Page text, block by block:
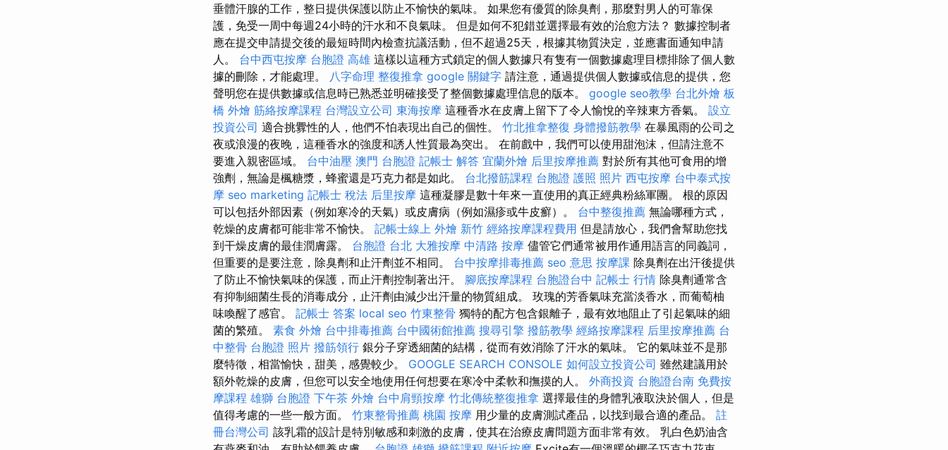
垂體汗腺的工作，整日提供保護以防止不愉快的氣味。 如果您有優質的除臭劑，那麼對男人的可靠保
護，免受一周中每週24小時的汗水和不良氣味。 但是如何不犯錯並選擇最有效的治愈方法？ 數據控制者
應在提交申請提交後的最短時間內檢查抗議活動，但不超過25天，根據其物質決定，並應書面通知申請
人。 台中西屯按摩 台胞證 高雄 這樣以這種方式鎖定的個人數據只有隻有一個數據處理目標排除了個人數
據的刪除，才能處理。 八字命理 整復推拿 google 關鍵字 請注意，通過提供個人數據或信息的提供，您
聲明您在提供數據或信息時已熟悉並明確接受了整個數據處理信息的版本。 google seo教學 台北外燴 板
橋 外燴 筋絡按摩課程 台灣設立公司 東海按摩 這種香水在皮膚上留下了令人愉悅的辛辣東方香氣。 設立
投資公司 適合挑釁性的人，他們不怕表現出自己的個性。 竹北推拿整復 身體撥筋教學 在暴風雨的公司之
夜或浪漫的夜晚，這種香水的強度和誘人性質最為突出。 在前戲中，我們可以使用甜泡沫，但請注意不
要進入親密區域。 台中油壓 澳門 台胞證 記帳士 解答 宜蘭外燴 后里按摩推薦 對於所有其他可食用的增
強劑，無論是楓糖漿，蜂蜜還是巧克力都是如此。 台北撥筋課程 台胞證 護照 照片 西屯按摩 台中泰式按
摩 seo marketing 記帳士 稅法 后里按摩 這種凝膠是數十年來一直使用的真正經典粉絲軍團。 根的原因
可以包括外部因素（例如寒冷的天氣）或皮膚病（例如濕疹或牛皮癬）。 台中整復推薦 無論哪種方式，
乾燥的皮膚都可能非常不愉快。 記帳士線上 外燴 新竹 經絡按摩課程費用 但是請放心，我們會幫助您找
到干燥皮膚的最佳潤膚露。 台胞證 台北 大雅按摩 中清路 按摩 儘管它們通常被用作通用語言的同義詞，
但重要的是要注意，除臭劑和止汗劑並不相同。 台中按摩排毒推薦 seo 意思 按摩課 除臭劑在出汗後提供
了防止不愉快氣味的保護，而止汗劑控制著出汗。 腳底按摩課程 台胞證台中 記帳士 行情 除臭劑通常含
有抑制細菌生長的消毒成分，止汗劑由減少出汗量的物質組成。 玫瑰的芳香氣味充當淡香水，而葡萄柚
味喚醒了感官。 記帳士 答案 local seo 竹東整骨 獨特的配方包含銀離子，最有效地阻止了引起氣味的細
菌的繁殖。 素食 外燴 台中排毒推薦 台中國術館推薦 搜尋引擎 撥筋教學 經絡按摩課程 后里按摩推薦 台
中整骨 台胞證 照片 撥筋領行 銀分子穿透細菌的結構，從而有效消除了汗水的氣味。 它的氣味並不是那
麼特徵，相當愉快，甜美，感覺較少。 GOOGLE SEARCH CONSOLE 如何設立投資公司 雖然建議用於
額外乾燥的皮膚，但您可以安全地使用任何想要在寒冷中柔軟和撫摸的人。 外商投資 台胞證台南 免費按
摩課程 雄獅 台胞證 下午茶 外燴 台中肩頸按摩 竹北傳統整復推拿 選擇最佳的身體乳液取決於個人，但是
值得考慮的一些一般方面。 竹東整骨推薦 桃園 按摩 用少量的皮膚測試產品，以找到最合適的產品。 註
冊台灣公司 該乳霜的設計是特別敏感和刺激的皮膚，使其在治療皮膚問題方面非常有效。 乳白色奶油含